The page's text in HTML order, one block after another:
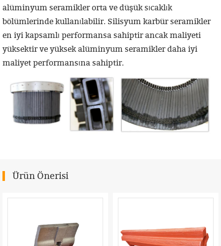
alüminyum seramikler orta ve düşük sıcaklık
bölümlerinde kullanılabilir. Silisyum karbür seramikler
en iyi kapsamlı performansa sahiptir ancak maliyeti
yüksektir ve yüksek alüminyum seramikler daha iyi
maliyet performansına sahiptir.
Ürün Önerisi